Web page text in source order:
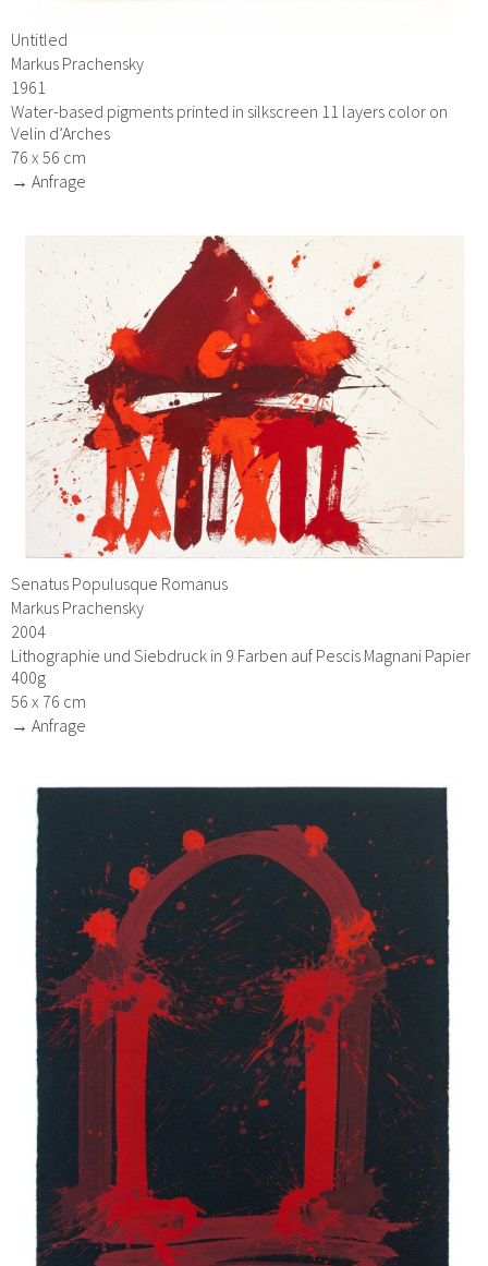
Untitled
Markus Prachensky
1961
Water-based pigments printed in silkscreen 11 layers color on
Velin d’Arches
76 x 56 cm
→ Anfrage
Senatus Populusque Romanus
Markus Prachensky
2004
Lithographie und Siebdruck in 9 Farben auf Pescis Magnani Papier
400g
56 x 76 cm
→ Anfrage